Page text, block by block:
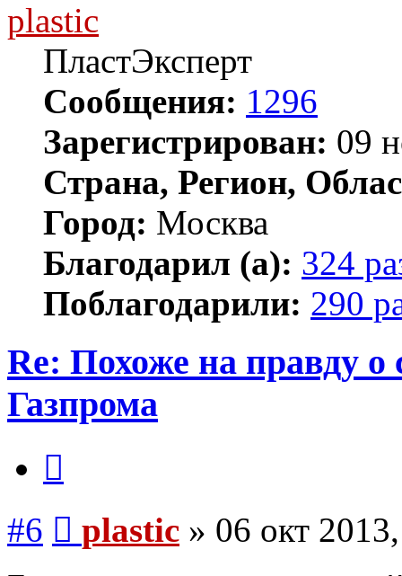
plastic
ПластЭксперт
Сообщения: 1296
Зарегистрирован: 09
Страна, Регион,
Город: Москва
Благодарил (а): 324
Поблагодарили: 290
Re: Похоже на правду о
Газпрома
#6 plastic » 06 окт